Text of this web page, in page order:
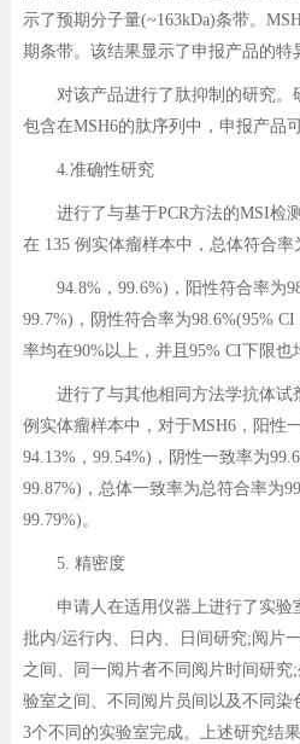
示了预期分子量(~163kDa)条带。
期条带。该结果显示了申报产品的特
对该产品进行了肽抑制的研究。
包含在MSH6的肽序列中，申报产品
4.准确性研究
进行了与基于PCR方法的MSI检测
在 135 例实体瘤样本中，总体符合率
94.8%，99.6%)，阳性符合率为
99.7%)，阴性符合率为98.6%(95%
率均在90%以上，并且95% CI下限也
进行了与其他相同方法学抗体试
例实体瘤样本中，对于MSH6，阳性
94.13%，99.54%)，阴性一致率为
99.87%)，总体一致率为总符合率为
99.79%)。
5. 精密度
申请人在适用仪器上进行了实验
批内/运行内、日内、日间研究;阅片
之间、同一阅片者不同阅片时间研
验室之间、不同阅片员间以及不同
3个不同的实验室完成。上述研究结